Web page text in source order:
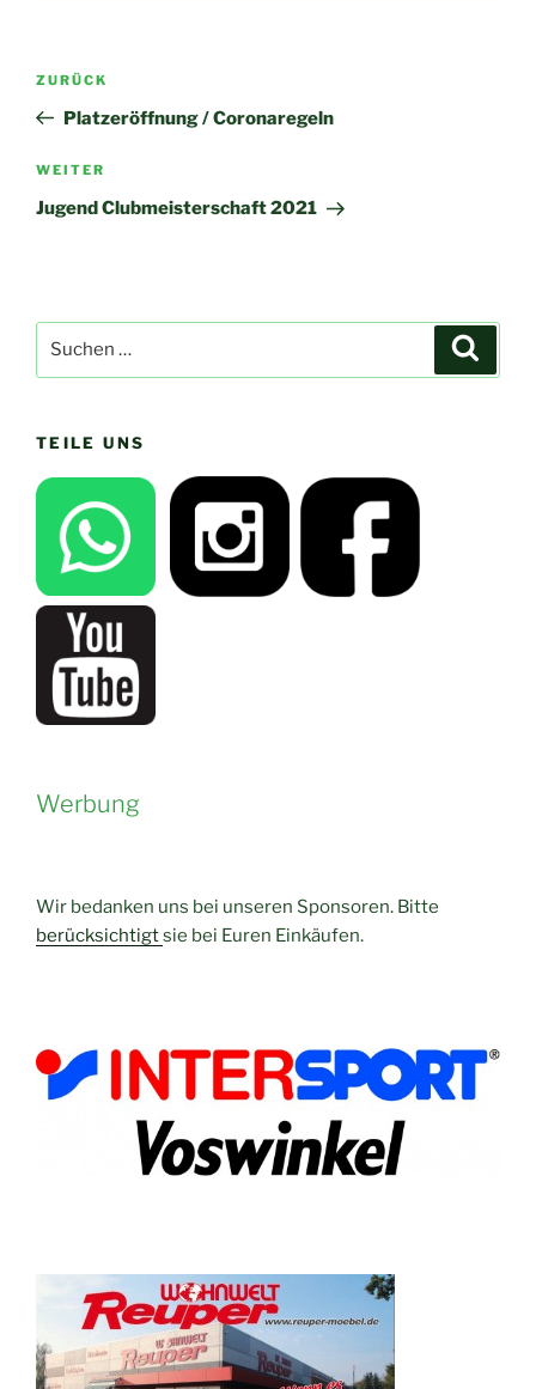
Beitragsnavigation
Vorheriger
Beitrag
ZURÜCK
Platzeröffnung / Coronaregeln
Nächster
Beitrag
WEITER
Jugend Clubmeisterschaft 2021
nach:
TEILE UNS
Werbung
Wir bedanken uns bei unseren Sponsoren. Bitte
berücksichtigtsie bei Euren Einkäufen.